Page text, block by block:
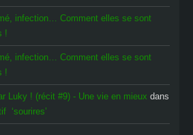
infection… Comment elles se sont
!
infection… Comment elles se sont
!
Luky ! (récit #9) - Une vie en mieux dans
‘sourires’